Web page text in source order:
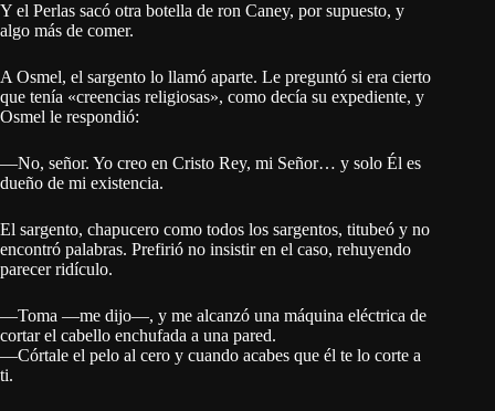
Y el Perlas sacó otra botella de ron Caney, por supuesto, y
algo más de comer.
A Osmel, el sargento lo llamó aparte. Le preguntó si era cierto
que tenía «creencias religiosas», como decía su expediente, y
Osmel le respondió:
—No, señor. Yo creo en Cristo Rey, mi Señor… y solo Él es
dueño de mi existencia.
El sargento, chapucero como todos los sargentos, titubeó y no
encontró palabras. Prefirió no insistir en el caso, rehuyendo
parecer ridículo.
—Toma —me dijo—, y me alcanzó una máquina eléctrica de
cortar el cabello enchufada a una pared.
—Córtale el pelo al cero y cuando acabes que él te lo corte a
ti.